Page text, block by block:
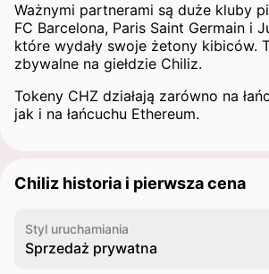
Ważnymi partnerami są duże kluby
FC Barcelona, Paris Saint Germain i
które wydały swoje żetony kibiców.
zbywalne na giełdzie Chiliz.
Tokeny CHZ działają zarówno na
jak i na łańcuchu Ethereum.
Chiliz historia i pierwsza cena
Styl uruchamiania
Sprzedaż prywatna